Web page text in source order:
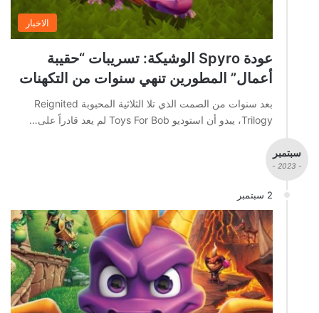
الاخبار
عودة Spyro الوشيكة: تسريبات “حقيبة
أعمال” المطورين تنهي سنوات من التكهنات
بعد سنوات من الصمت الذي تلا الثلاثية المحبوبة Reignited
Trilogy، يبدو أن استوديو Toys For Bob لم يعد قادراً على…
سبتمبر
- 2023 -
2 سبتمبر